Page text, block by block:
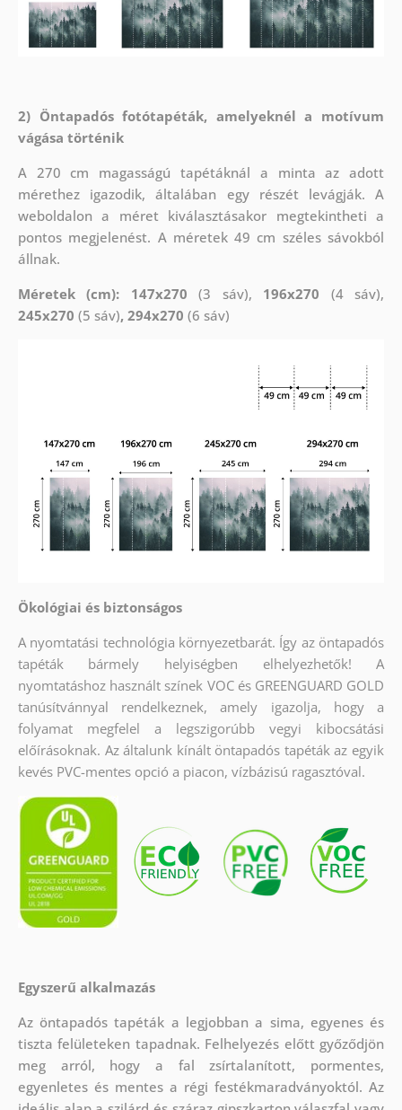
2) Öntapadós fotótapéták, amelyeknél a motívum
vágása történik
A 270 cm magasságú tapétáknál a minta az adott
mérethez igazodik, általában egy részét levágják. A
weboldalon a méret kiválasztásakor megtekintheti a
pontos megjelenést. A méretek 49 cm széles sávokból
állnak.
Méretek (cm): 147x270 (3 sáv), 196x270 (4 sáv),
245x270 (5 sáv), 294x270 (6 sáv)
Ökológiai és biztonságos
A nyomtatási technológia környezetbarát. Így az öntapadós
tapéták bármely helyiségben elhelyezhetők! A
nyomtatáshoz használt színek VOC és GREENGUARD GOLD
tanúsítvánnyal rendelkeznek, amely igazolja, hogy a
folyamat megfelel a legszigorúbb vegyi kibocsátási
előírásoknak. Az általunk kínált öntapadós tapéták az egyik
kevés PVC-mentes opció a piacon, vízbázisú ragasztóval.
Egyszerű alkalmazás
Az öntapadós tapéták a legjobban a sima, egyenes és
tiszta felületeken tapadnak. Felhelyezés előtt győződjön
meg arról, hogy a fal zsírtalanított, pormentes,
egyenletes és mentes a régi festékmaradványoktól. Az